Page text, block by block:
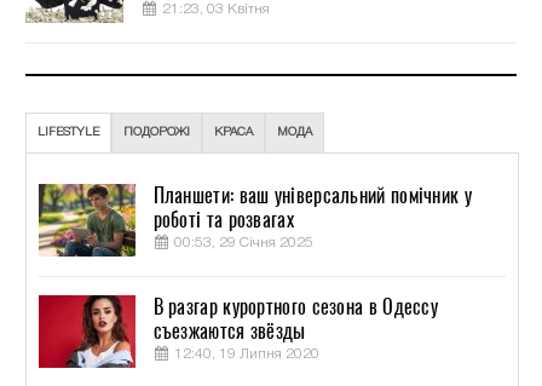
21:23, 03 Квітня
LIFESTYLE ПОДОРОЖІ КРАСА МОДА
Планшети: ваш універсальний помічник у
роботі та розвагах
00:53, 29 Січня 2025
В разгар курортного сезона в Одессу
съезжаются звёзды
12:40, 19 Липня 2020